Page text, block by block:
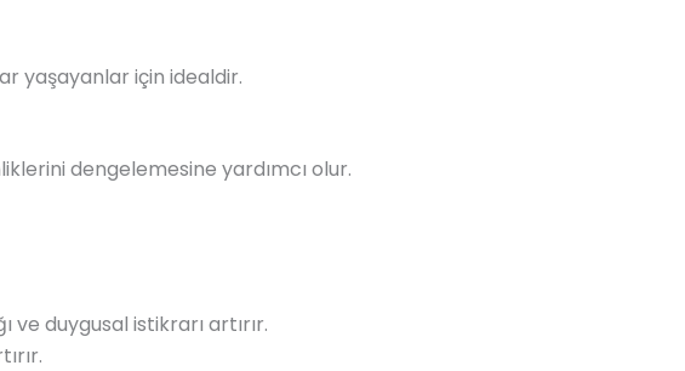
yaşayanlar için idealdir.
dengelemesine yardımcı olur.
ve duygusal istikrarı artırır.